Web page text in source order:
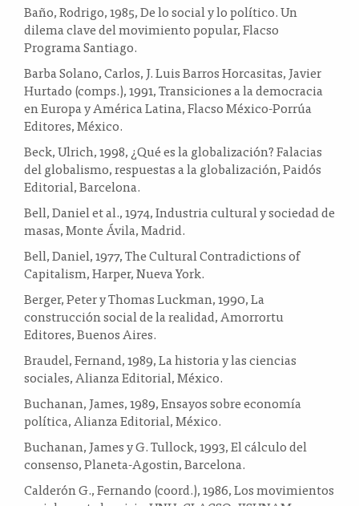
Baño, Rodrigo, 1985, De lo social y lo político. Un
dilema clave del movimiento popular, Flacso
Programa Santiago.
Barba Solano, Carlos, J. Luis Barros Horcasitas, Javier
Hurtado (comps.), 1991, Transiciones a la democracia
en Europa y América Latina, Flacso México-Porrúa
Editores, México.
Beck, Ulrich, 1998, ¿Qué es la globalización? Falacias
del globalismo, respuestas a la globalización, Paidós
Editorial, Barcelona.
Bell, Daniel et al., 1974, Industria cultural y sociedad de
masas, Monte Ávila, Madrid.
Bell, Daniel, 1977, The Cultural Contradictions of
Capitalism, Harper, Nueva York.
Berger, Peter y Thomas Luckman, 1990, La
construcción social de la realidad, Amorrortu
Editores, Buenos Aires.
Braudel, Fernand, 1989, La historia y las ciencias
sociales, Alianza Editorial, México.
Buchanan, James, 1989, Ensayos sobre economía
política, Alianza Editorial, México.
Buchanan, James y G. Tullock, 1993, El cálculo del
consenso, Planeta-Agostin, Barcelona.
Calderón G., Fernando (coord.), 1986, Los movimientos